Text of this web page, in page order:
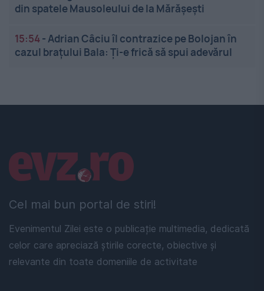
din spatele Mausoleului de la Mărășești
15:54-Adrian Câciu îl contrazice pe Bolojan în
cazul brațului Bala: Ți-e frică să spui adevărul
Cel mai bun portal de stiri!
Evenimentul Zilei este o publicație multimedia, dedicată
celor care apreciază știrile corecte, obiective și
relevante din toate domeniile de activitate
Linkuri utile